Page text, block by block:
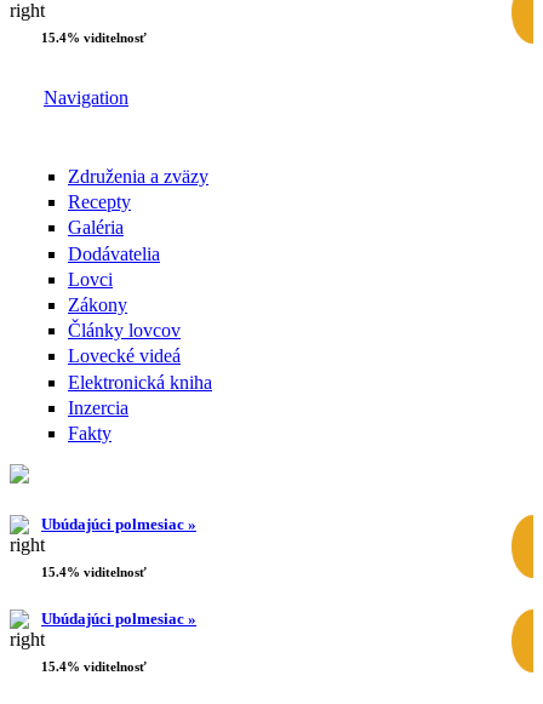
15.4% viditelnosť
Navigation
Združenia a zväzy
Recepty
Galéria
Dodávatelia
Lovci
Zákony
Články lovcov
Lovecké videá
Elektronická kniha
Inzercia
Fakty
Ubúdajúci polmesiac »
15.4% viditelnosť
Ubúdajúci polmesiac »
15.4% viditelnosť